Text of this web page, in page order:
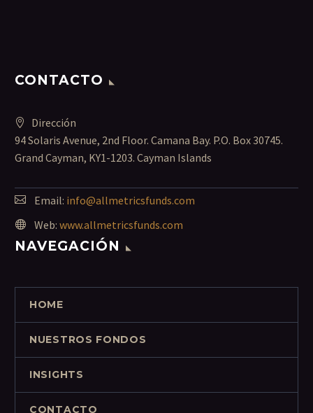
CONTACTO
Dirección
94 Solaris Avenue, 2nd Floor. Camana Bay. P.O. Box 30745.
Grand Cayman, KY1-1203. Cayman Islands
Email: info@allmetricsfunds.com
Web: www.allmetricsfunds.com
NAVEGACIÓN
HOME
NUESTROS FONDOS
INSIGHTS
CONTACTO